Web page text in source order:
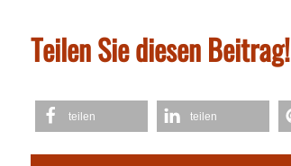
Teilen Sie diesen Beitrag!
teilen teilen